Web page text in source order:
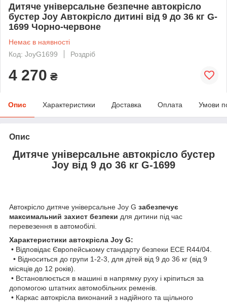
Дитяче універсальне безпечне автокрісло
бустер Joy Автокрісло дитині від 9 до 36 кг G-
1699 Чорно-червоне
Немає в наявності
Код: JoyG1699
Роздріб
4 270 ₴
Опис Характеристики Доставка Оплата Умови
Опис
Дитяче універсальне автокрісло бустер
Joy від 9 до 36 кг G-1699
Автокрісло дитяче універсальне Joy G забезпечує
максимальний захист безпеки для дитини під час
перевезення в автомобілі.
Характеристики автокрісла Joy G:
• Відповідає Європейському стандарту безпеки ECE R44/04.
• Відноситься до групи 1-2-3, для дітей від 9 до 36 кг (від 9
місяців до 12 років).
• Встановлюється в машині в напрямку руху і кріпиться за
допомогою штатних автомобільних ременів.
• Каркас автокрісла виконаний з надійного та щільного